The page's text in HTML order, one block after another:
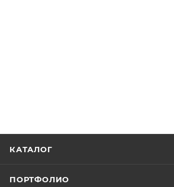
КАТАЛОГ
ПОРТФОЛИО